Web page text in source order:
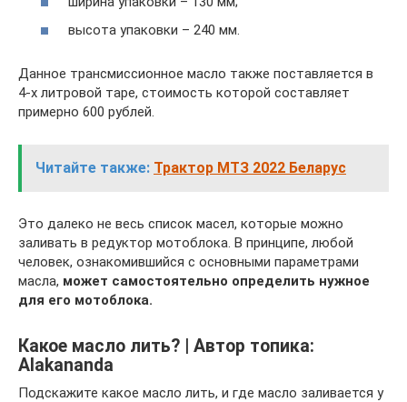
высота упаковки – 240 мм.
Данное трансмиссионное масло также поставляется в
4-х литровой таре, стоимость которой составляет
примерно 600 рублей.
Читайте также: Трактор МТЗ 2022 Беларус
Это далеко не весь список масел, которые можно
заливать в редуктор мотоблока. В принципе, любой
человек, ознакомившийся с основными параметрами
масла, может самостоятельно определить нужное
для его мотоблока.
Какое масло лить? | Автор топика:
Alakananda
Подскажите какое масло лить, и где масло заливается у